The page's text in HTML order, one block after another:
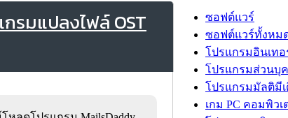
รมแปลงไฟล์ OST
ซอฟต์แวร์
ซอฟต์แวร์ทั้งหม
โปรแกรมอินเทอ
โปรแกรมส่วนบุ
โปรแกรมมัลติมีเ
เกม PC คอมพิวเ